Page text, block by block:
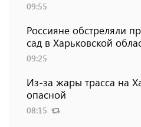
09:55
Россияне обстреляли
сад в Харьковской
09:25
Из-за жары трасса на
опасной
08:15